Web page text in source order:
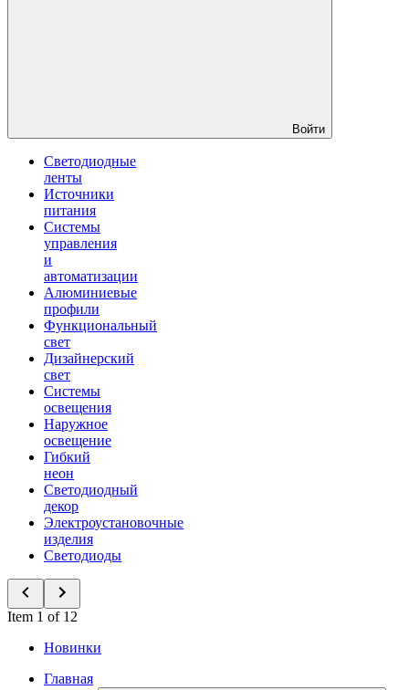
Войти
Светодиодные
ленты
Источники
питания
Системы
управления
и
автоматизации
Алюминиевые
профили
Функциональный
свет
Дизайнерский
свет
Системы
освещения
Наружное
освещение
Гибкий
неон
Светодиодный
декор
Электроустановочные
изделия
Светодиоды
Item 1 of 12
Новинки
Главная